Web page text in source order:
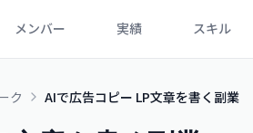
メンバー 実績 スキル
ク AIで広告コピー LP文章を書く副業